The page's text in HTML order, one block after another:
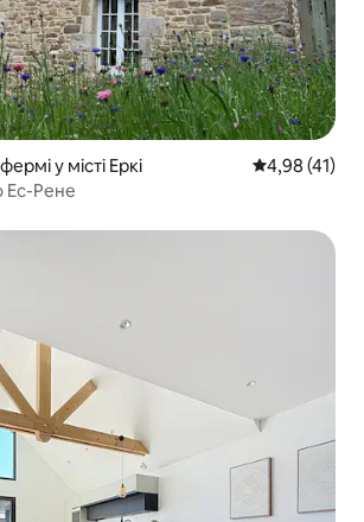
у місті Еркі Середня
4,98 (41)
Ес-Рене